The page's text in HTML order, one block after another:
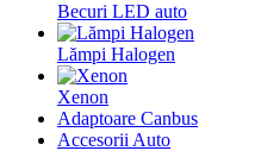
Becuri LED auto
Lămpi Halogen
Xenon
Adaptoare Canbus
Accesorii Auto